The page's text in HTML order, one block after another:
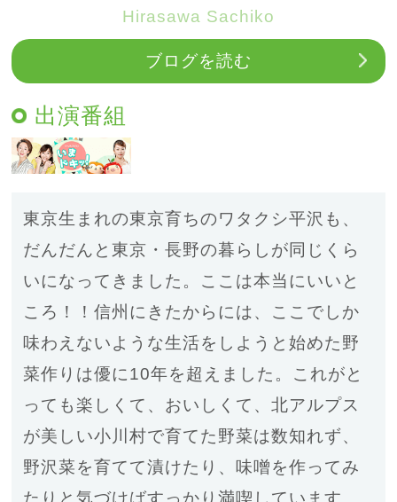
Hirasawa Sachiko
ブログを読む
出演番組
東京生まれの東京育ちのワタクシ平沢も、
だんだんと東京・長野の暮らしが同じくら
いになってきました。ここは本当にいいと
ころ！！信州にきたからには、ここでしか
味わえないような生活をしようと始めた野
菜作りは優に10年を超えました。これがと
っても楽しくて、おいしくて、北アルプス
が美しい小川村で育てた野菜は数知れず、
野沢菜を育てて漬けたり、味噌を作ってみ
たりと気づけばすっかり満喫しています。